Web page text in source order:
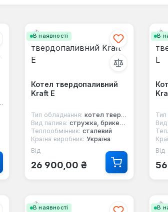
В наявності
Котел твердопаливний
Kraft E
Тип обладнання: котел твердопаливний
Вид палива: стружка, брикети, дерево, вугілля
Теплообмінник: сталевий
Країна виробник: Україна
Звичайна ціна:
Від
26 900,00 ₴
В
Вид
Від
В наявності В